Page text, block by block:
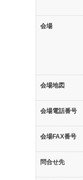
会場
会場地図
会場電話番号
会場FAX番号
問合せ先